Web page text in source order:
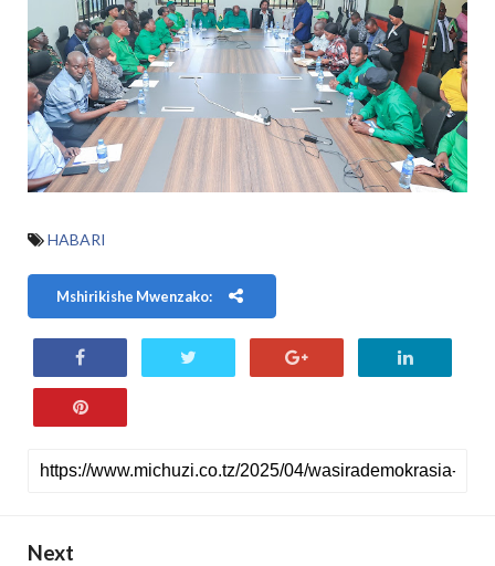
HABARI
Mshirikishe Mwenzako:
Next